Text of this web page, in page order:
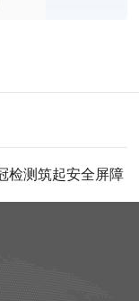
检测筑起安全屏障